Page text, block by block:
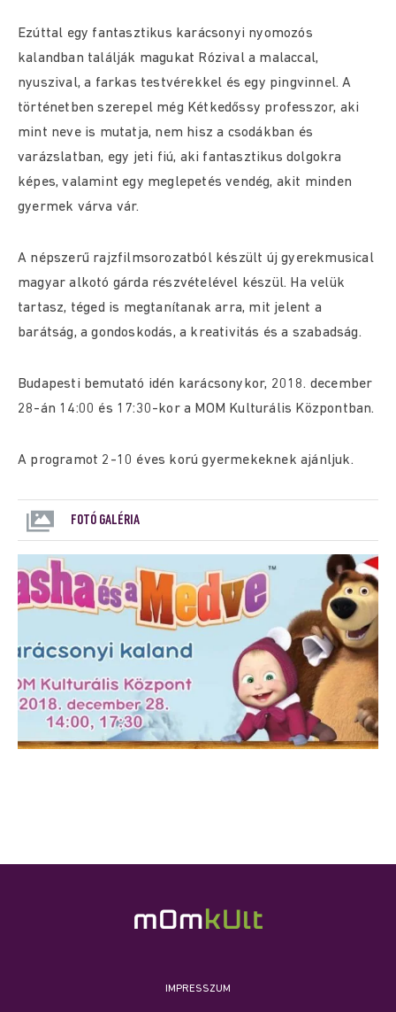
​Ezúttal egy fantasztikus karácsonyi nyomozós
kalandban találják magukat Rózival a malaccal,
nyuszival, a farkas testvérekkel és egy pingvinnel. A
történetben szerepel még Kétkedőssy professzor, aki
mint neve is mutatja, nem hisz a csodákban és
varázslatban, egy jeti fiú, aki fantasztikus dolgokra
képes, valamint egy meglepetés vendég, akit minden
gyermek várva vár.
​A népszerű rajzfilmsorozatból készült új gyerekmusical
magyar alkotó gárda részvételével készül. ​Ha velük
tartasz, téged is megtanítanak arra, mit jelent a
barátság, a gondoskodás, a kreativitás és a szabadság.
​Budapesti bemutató idén karácsonykor, 2018. december
28-án 14:00 és 17:30-kor a MOM Kulturális Központban.
A programot 2-10 éves korú gyermekeknek ajánljuk.
FOTÓ GALÉRIA
IMPRESSZUM